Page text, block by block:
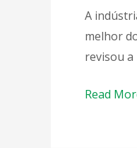
A
melhor
revisou a
Read